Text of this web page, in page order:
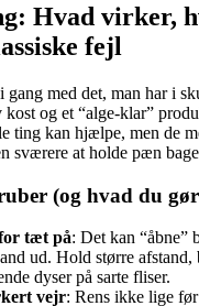
Hvad virker,
fejl
gang med det, man har i
kost og et “alge-klar”
ting kan hjælpe, men de
sværere at holde pæn
(og hvad du
tæt på: Det kan “åbne”
ud. Hold større afstand,
dyser på sarte fliser.
vejr: Rens ikke lige